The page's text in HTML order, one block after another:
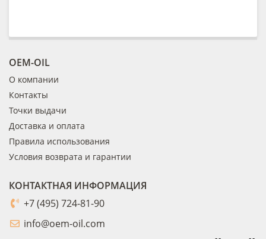
OEM-OIL
О компании
Контакты
Точки выдачи
Доставка и оплата
Правила использования
Условия возврата и гарантии
КОНТАКТНАЯ ИНФОРМАЦИЯ
+7 (495) 724-81-90
info@oem-oil.com